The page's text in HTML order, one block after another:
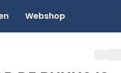
Webshop